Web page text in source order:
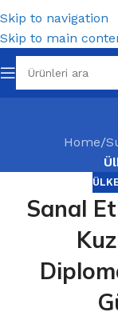
Skip to navigation
Skip to main
Home/
Sanal